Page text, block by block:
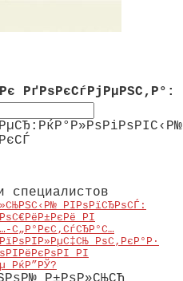
РґРѕРєСѓРјРµРЅС‚Р°:
специалистов
РІРѕРїСЂРѕСЃ:
РІ
С„Р°РєС‚СѓСЂР°С…
РѕС‚РєР°Р·
РІ
РќР”РЎ?